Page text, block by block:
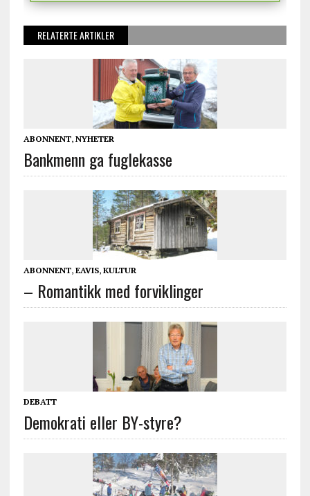
RELATERTE ARTIKLER
ABONNENT, NYHETER
Bankmenn ga fuglekasse
ABONNENT, EAVIS, KULTUR
– Romantikk med forviklinger
DEBATT
Demokrati eller BY-styre?